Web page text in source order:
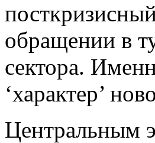
обращении в
сектора.
‘характер’
Центральным